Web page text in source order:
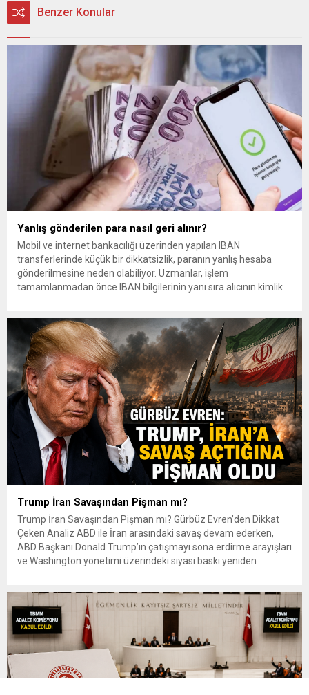
Benzer Konular
Yanlış gönderilen para nasıl geri alınır?
Mobil ve internet bankacılığı üzerinden yapılan IBAN
transferlerinde küçük bir dikkatsizlik, paranın yanlış hesaba
gönderilmesine neden olabiliyor. Uzmanlar, işlem
tamamlanmadan önce IBAN bilgilerinin yanı sıra alıcının kimlik
transferlerinde, özellikle IBAN’ın yanlış yazılması veya alıcı
bilgilerinin kontrol...
Trump İran Savaşından Pişman mı?
Trump İran Savaşından Pişman mı? Gürbüz Evren’den Dikkat
Çeken Analiz ABD ile İran arasındaki savaş devam ederken,
ABD Başkanı Donald Trump’ın çatışmayı sona erdirme arayışları
ve Washington yönetimi üzerindeki siyasi baskı yeniden
Trump’ın İran’a karşı savaşa girme kararından pişman...